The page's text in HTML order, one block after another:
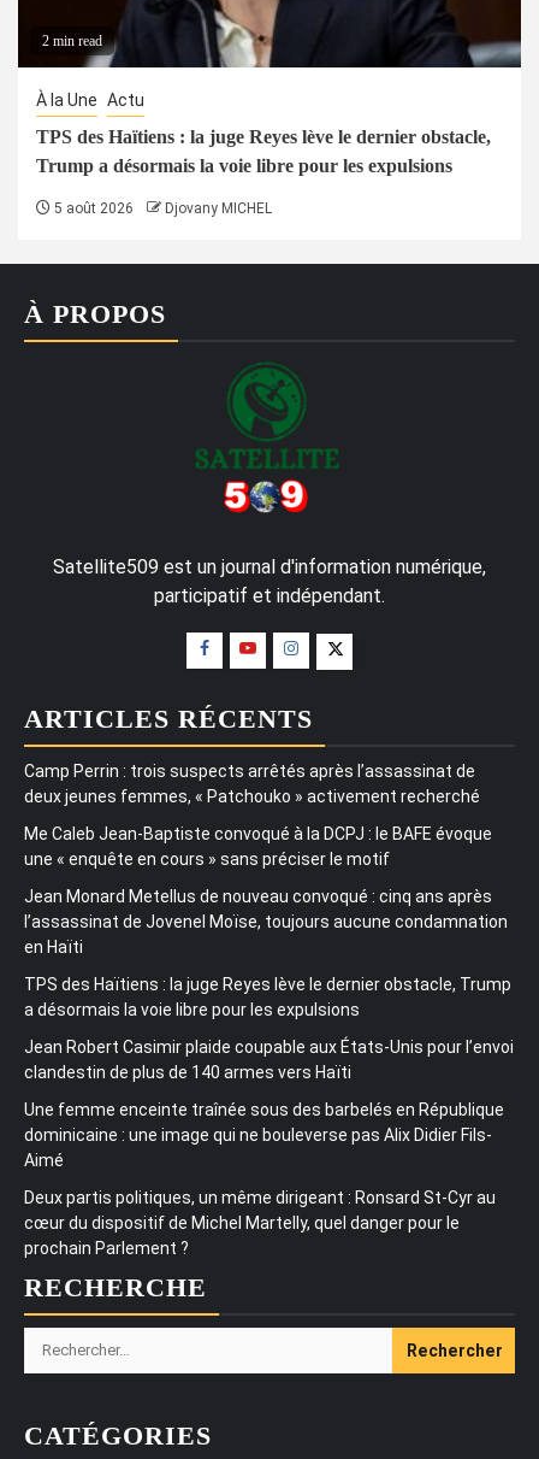
2 min read
À la Une Actu
TPS des Haïtiens : la juge Reyes lève le dernier obstacle,
Trump a désormais la voie libre pour les expulsions
5 août 2026 Djovany MICHEL
À PROPOS
Satellite509 est un journal d'information numérique,
participatif et indépendant.
ARTICLES RÉCENTS
Camp Perrin : trois suspects arrêtés après l’assassinat de
deux jeunes femmes, « Patchouko » activement recherché
Me Caleb Jean-Baptiste convoqué à la DCPJ : le BAFE évoque
une « enquête en cours » sans préciser le motif
Jean Monard Metellus de nouveau convoqué : cinq ans après
l’assassinat de Jovenel Moïse, toujours aucune condamnation
en Haïti
TPS des Haïtiens : la juge Reyes lève le dernier obstacle, Trump
a désormais la voie libre pour les expulsions
Jean Robert Casimir plaide coupable aux États-Unis pour l’envoi
clandestin de plus de 140 armes vers Haïti
Une femme enceinte traînée sous des barbelés en République
dominicaine : une image qui ne bouleverse pas Alix Didier Fils-
Aimé
Deux partis politiques, un même dirigeant : Ronsard St-Cyr au
cœur du dispositif de Michel Martelly, quel danger pour le
prochain Parlement ?
RECHERCHE
Rechercher :
CATÉGORIES